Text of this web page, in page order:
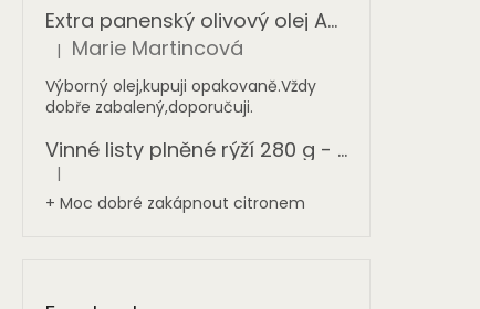
Extra panenský olivový olej AGIA TRIADA 1 l - sklo
Hodnocení produktu je 5 z 5 hvězdiček.
| Marie Martincová
Výborný olej,kupuji opakovaně.Vždy
dobře zabalený,doporučuji.
Vinné listy plněné rýží 280 g - ONASSIS
Hodnocení produktu je 5 z 5 hvězdiček.
|
+ Moc dobré zakápnout citronem